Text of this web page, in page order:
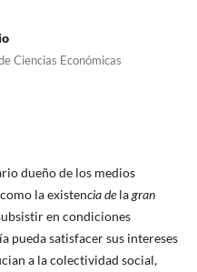
Ciencias Económicas
dueño de los medios
la existenciadelagran
en condiciones
pueda satisfacer sus intereses
a la colectividad social,